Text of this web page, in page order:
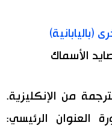
الأسماك
من الإنكليزية.
العنوان الرئيسي: